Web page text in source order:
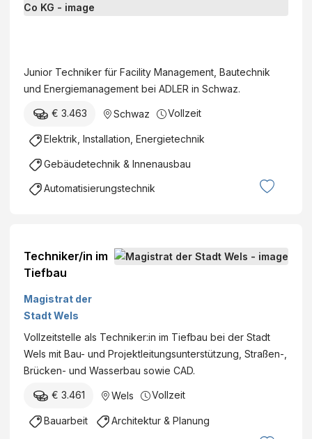
u
r
T
h
k
a
c
i
l
t
y
M
a
L
W
k
f
b
r
i
k
J
Junior Techniker für Facility Management, Bautechnik
und Energiemanagement bei ADLER in Schwaz.
€ 3.463 Schwaz Vollzeit
Elektrik, Installation, Energietechnik
Gebäudetechnik & Innenausbau
Automatisierungstechnik
Techniker/in im
Tiefbau
Magistrat der
Stadt Wels
Vollzeitstelle als Techniker:in im Tiefbau bei der Stadt
Wels mit Bau- und Projektleitungsunterstützung, Straßen-,
Brücken- und Wasserbau sowie CAD.
€ 3.461 Wels Vollzeit
Bauarbeit Architektur & Planung